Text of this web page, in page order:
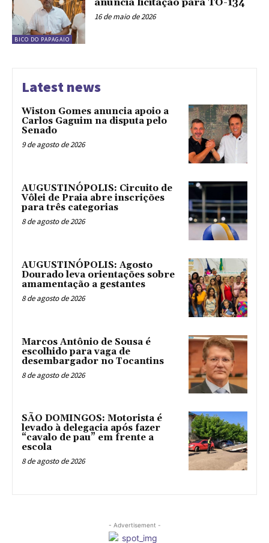
BICO DO PAPAGAIO
anuncia licitação para TO-134
16 de maio de 2026
Latest news
Wiston Gomes anuncia apoio a
Carlos Gaguim na disputa pelo
Senado
9 de agosto de 2026
AUGUSTINÓPOLIS: Circuito de
Vôlei de Praia abre inscrições
para três categorias
8 de agosto de 2026
AUGUSTINÓPOLIS: Agosto
Dourado leva orientações sobre
amamentação a gestantes
8 de agosto de 2026
Marcos Antônio de Sousa é
escolhido para vaga de
desembargador no Tocantins
8 de agosto de 2026
SÃO DOMINGOS: Motorista é
levado à delegacia após fazer
“cavalo de pau” em frente a
escola
8 de agosto de 2026
- Advertisement -